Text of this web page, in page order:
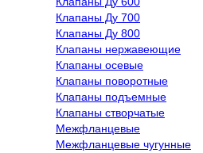
Клапаны Ду 700
Клапаны Ду 800
Клапаны нержавеющие
Клапаны осевые
Клапаны поворотные
Клапаны подъемные
Клапаны створчатые
Межфланцевые
Межфланцевые чугунные